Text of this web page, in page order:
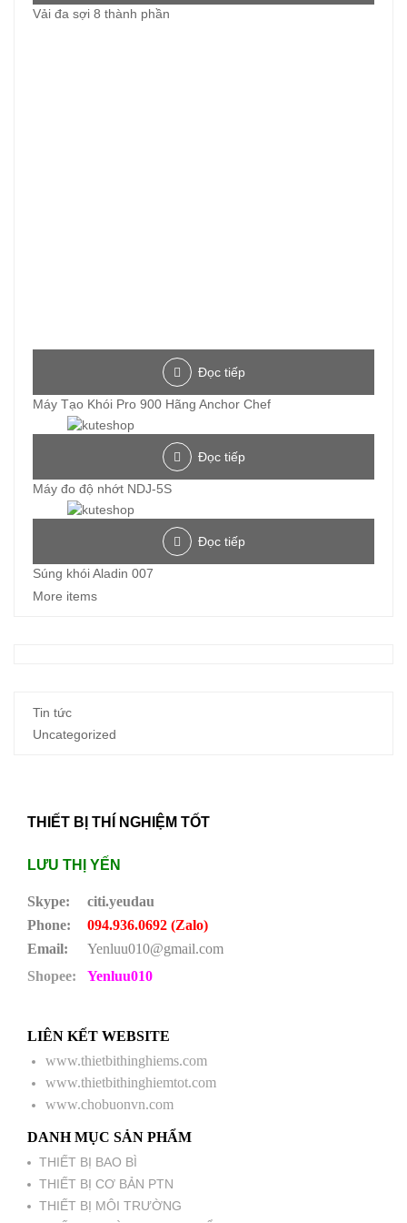
Vải đa sợi 8 thành phần
Đọc tiếp
Máy Tạo Khói Pro 900 Hãng Anchor Chef
Đọc tiếp
Máy đo độ nhớt NDJ-5S
Đọc tiếp
Súng khói Aladin 007
More items
Tin tức
Uncategorized
THIẾT BỊ THÍ NGHIỆM TỐT
LƯU THỊ YẾN
Skype:
citi.yeudau
Phone:
094.936.0692 (Zalo)
Email:
Yenluu010@gmail.com
Shopee:
Yenluu010
LIÊN KẾT WEBSITE
www.thietbithinghiems.com
www.thietbithinghiemtot.com
www.chobuonvn.com
DANH MỤC SẢN PHẨM
THIẾT BỊ BAO BÌ
THIẾT BỊ CƠ BẢN PTN
THIẾT BỊ MÔI TRƯỜNG